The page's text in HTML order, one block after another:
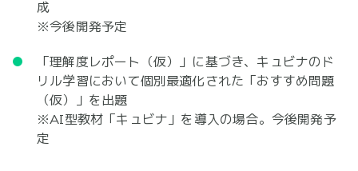
成
※今後開発予定
「理解度レポート（仮）」に基づき、キュビナのド
リル学習において個別最適化された「おすすめ問題
（仮）」を出題
※AI型教材「キュビナ」を導入の場合。今後開発予
定